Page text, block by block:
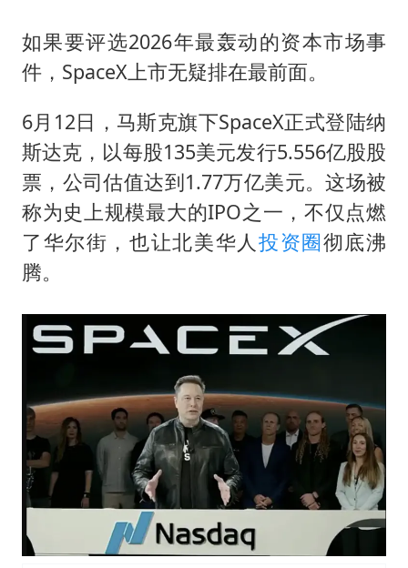
38岁演员求职万岁山NPC成功
胡彦斌获《歌手2026》歌王
U17国足点球大战淘汰河床晋级决赛
东航：国内客票提前14天免费退改
日本试射“战斧”导弹，国防部回应
中国女篮70-67险胜尼日利亚女篮
如果要评选2026年最轰动的资本市场事
件，SpaceX上市无疑排在最前面。
6月12日，马斯克旗下SpaceX正式登陆纳
斯达克，以每股135美元发行5.556亿股股
票，公司估值达到1.77万亿美元。这场被
称为史上规模最大的IPO之一，不仅点燃
了华尔街，也让北美华人 投资圈彻底沸
腾。